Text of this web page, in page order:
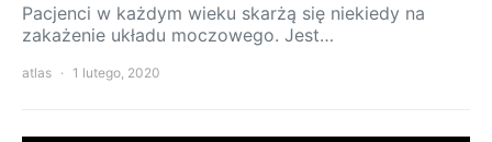
Pacjenci w każdym wieku skarżą się niekiedy na
zakażenie układu moczowego. Jest…
atlas 1 lutego, 2020